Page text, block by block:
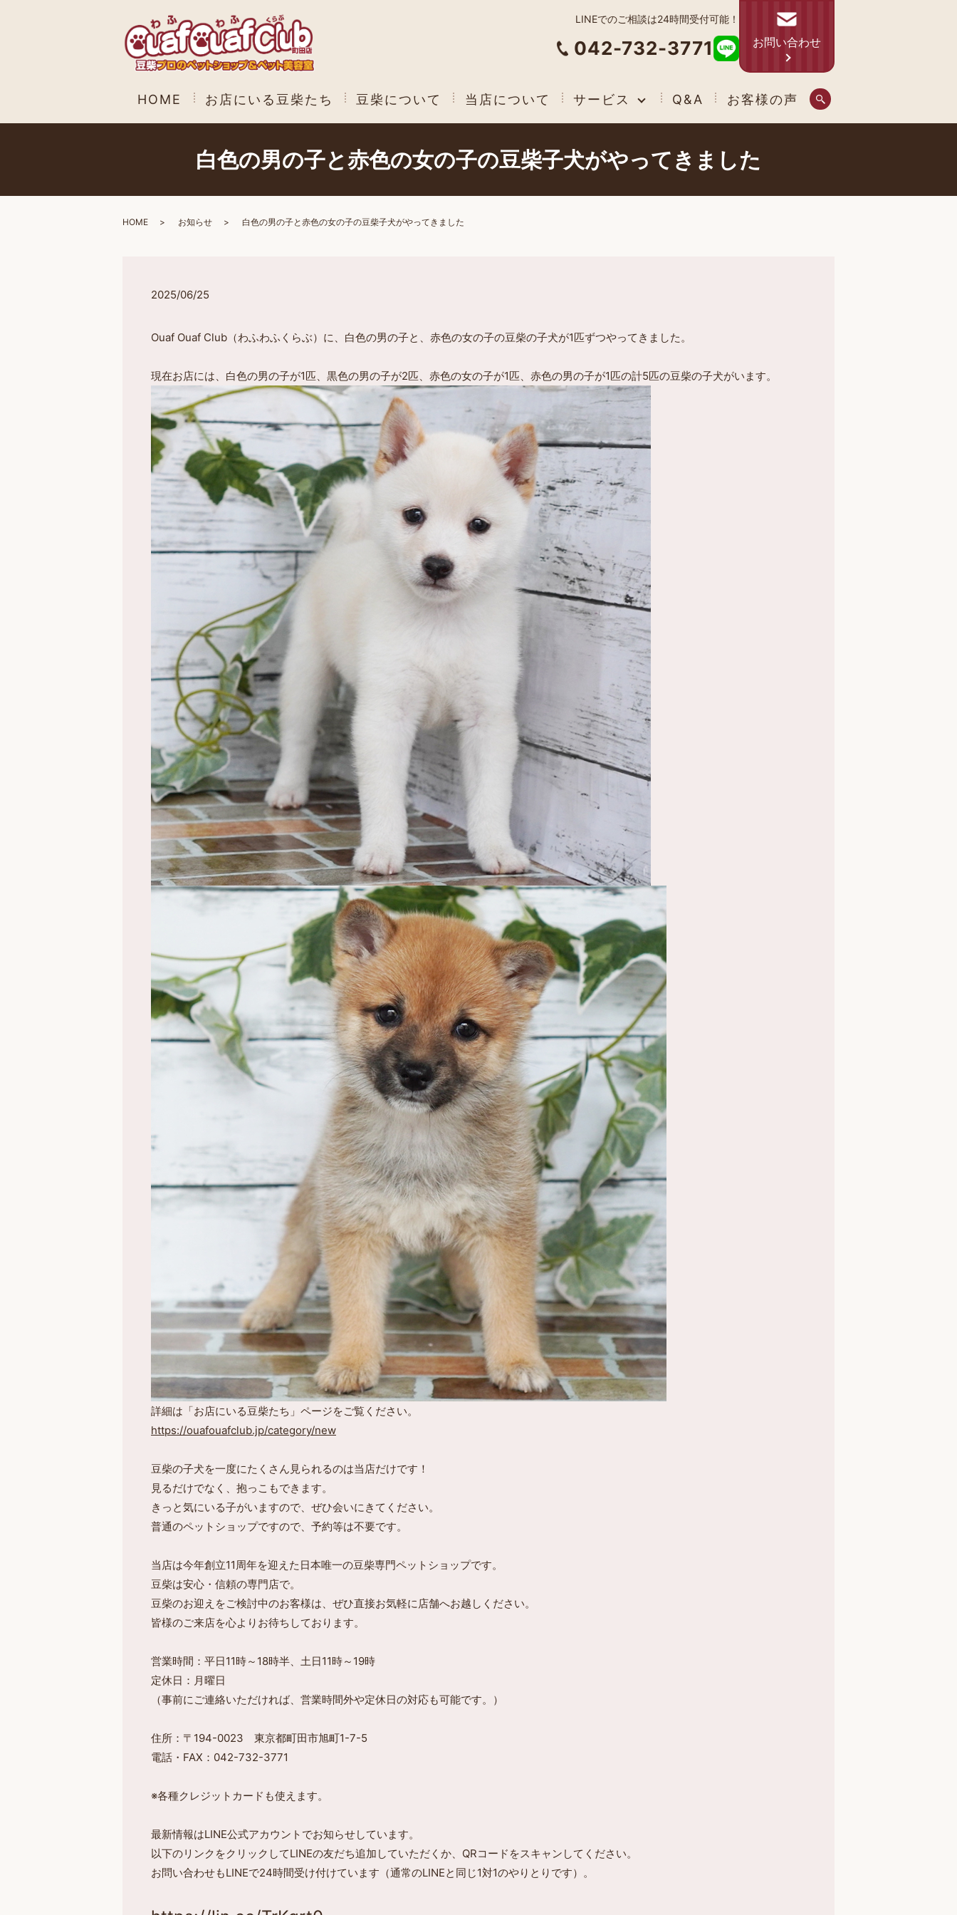
HOME お店にいる豆柴たち 豆柴について 当店について サービス Q&A お客様の声
LINEでのご相談は24時間受付可能！
042-732-3771 お問い合わせ
白色の男の子と赤色の女の子の豆柴子犬がやってきました
HOME お知らせ 白色の男の子と赤色の女の子の豆柴子犬がやってきました
2025/06/25
Ouaf Ouaf Club（わふわふくらぶ）に、白色の男の子と、赤色の女の子の豆柴の子犬が1匹ずつやってきました。
現在お店には、白色の男の子が1匹、黒色の男の子が2匹、赤色の女の子が1匹、赤色の男の子が1匹の計5匹の豆柴の子犬がいます。
詳細は「お店にいる豆柴たち」ページをご覧ください。
https://ouafouafclub.jp/category/new
豆柴の子犬を一度にたくさん見られるのは当店だけです！
見るだけでなく、抱っこもできます。
きっと気にいる子がいますので、ぜひ会いにきてください。
普通のペットショップですので、予約等は不要です。
当店は今年創立11周年を迎えた日本唯一の豆柴専門ペットショップです。
豆柴は安心・信頼の専門店で。
豆柴のお迎えをご検討中のお客様は、ぜひ直接お気軽に店舗へお越しください。
皆様のご来店を心よりお待ちしております。
営業時間：平日11時～18時半、土日11時～19時
定休日：月曜日
（事前にご連絡いただければ、営業時間外や定休日の対応も可能です。）
住所：〒194-0023 東京都町田市旭町1-7-5
電話・FAX：042-732-3771
※各種クレジットカードも使えます。
最新情報はLINE公式アカウントでお知らせしています。
以下のリンクをクリックしてLINEの友だち追加していただくか、QRコードをスキャンしてください。
お問い合わせもLINEで24時間受け付けています（通常のLINEと同じ1対1のやりとりです）。